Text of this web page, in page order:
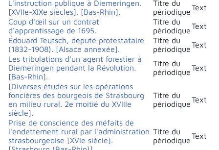
L'instruction publique à Diemeringen.
[XVIIe-XIXe siècles]. [Bas-Rhin].
Titre du
périodiqueText
Coup d'œil sur un contrat
d'apprentissage de 1695.
Titre du
périodiqueText
Édouard Teutsch, député protestataire
(1832-1908). [Alsace annexée].
Titre du
périodiqueText
Les tribulations d'un agent forestier à
Diemeringen pendant la Révolution.
[Bas-Rhin].
Titre du
périodiqueText
[Diverses études sur les opérations
foncières des bourgeois de Strasbourg
en milieu rural. 2e moitié du XVIIIe
siècle].
Titre du
périodiqueText
Prise de conscience des méfaits de
l'endettement rural par l'administration
strasbourgeoise [XVIe siècle].
Titre du
périodiqueText